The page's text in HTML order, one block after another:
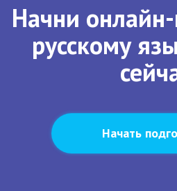
Начни
русскому
Начать